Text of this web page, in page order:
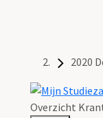
2020
Overzicht